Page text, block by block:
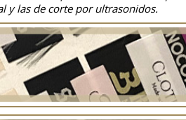
y las de corte por ultrasonidos.